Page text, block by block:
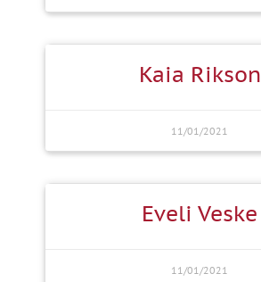
Kaia Rikson
11/01/2021
Eveli Veske
11/01/2021